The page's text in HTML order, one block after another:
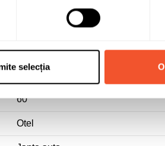
selecția
5x114
60
Otel